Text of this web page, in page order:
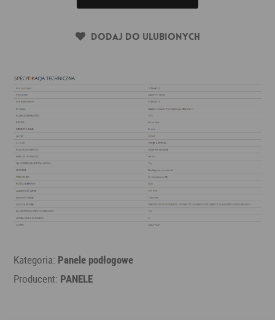
Dodaj do ulubionych
Kategoria: Panele podłogowe
Producent: PANELE